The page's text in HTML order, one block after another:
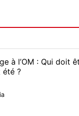
à l’OM : Qui doit
été ?